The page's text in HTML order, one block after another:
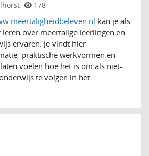
178
kan je als
over meertalige leerlingen en
ervaren. Je vindt hier
praktische werkvormen en
voelen hoe het is om als niet-
te volgen in het